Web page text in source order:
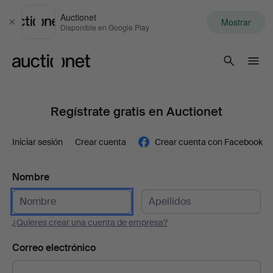
Cerrar
Auctionet
Disponible en Google Play Mostrar
Regístrate gratis en Auctionet
Iniciar sesión Crear cuenta Crear cuenta con Facebook
Nombre
¿Quieres crear una cuenta de empresa?
Correo electrónico